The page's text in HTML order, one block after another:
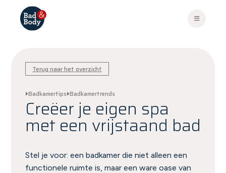
Terug naar het overzicht
Badkamertips Badkamertrends
Creëer je eigen spa
met een vrijstaand bad
Stel je voor: een badkamer die niet alleen een
functionele ruimte is, maar een ware oase van